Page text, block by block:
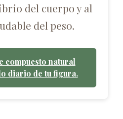
del cuerpo y al
del peso.
compuesto natural
diario de tu figura.